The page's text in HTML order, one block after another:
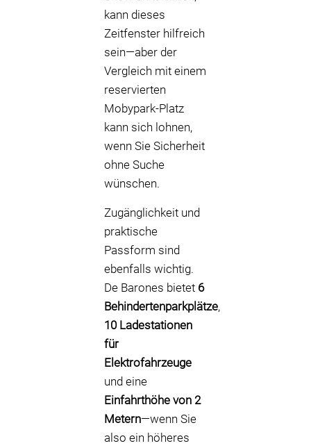
kann dieses
Zeitfenster hilfreich
sein—aber der
Vergleich mit einem
reservierten
Mobypark-Platz
kann sich lohnen,
wenn Sie Sicherheit
ohne Suche
wünschen.
Zugänglichkeit und
praktische
Passform sind
ebenfalls wichtig.
De Barones bietet 6
Behindertenparkplätze,
10 Ladestationen
für
Elektrofahrzeuge
und eine
Einfahrthöhe von 2
Metern—wenn Sie
also ein höheres